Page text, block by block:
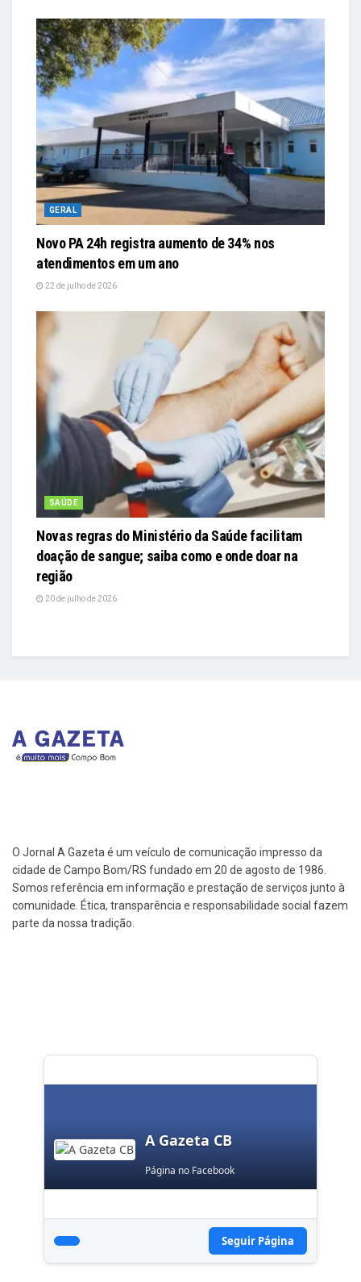
GERAL
Novo PA 24h registra aumento de 34% nos
atendimentos em um ano
22 de julho de 2026
SAÚDE
Novas regras do Ministério da Saúde facilitam
doação de sangue; saiba como e onde doar na
região
20 de julho de 2026
O Jornal A Gazeta é um veículo de comunicação impresso da
cidade de Campo Bom/RS fundado em 20 de agosto de 1986.
Somos referência em informação e prestação de serviços junto à
comunidade. Ética, transparência e responsabilidade social fazem
parte da nossa tradição.
A Gazeta CB
Página no Facebook
Seguir Página